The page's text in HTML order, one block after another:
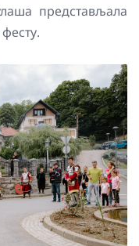
представљала